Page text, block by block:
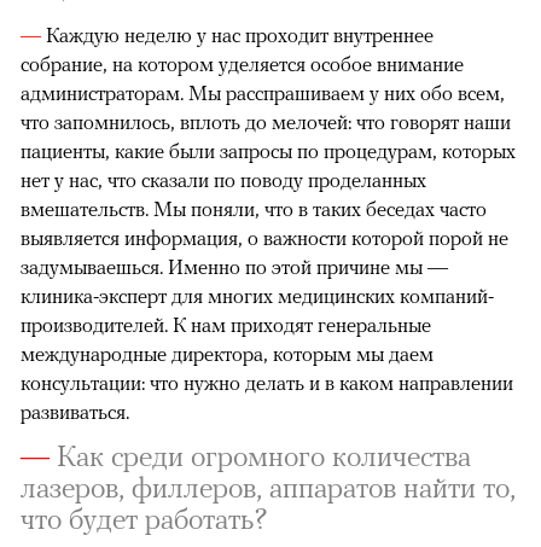
— Каждую неделю у нас проходит внутреннее
собрание, на котором уделяется особое внимание
администраторам. Мы расспрашиваем у них обо всем,
что запомнилось, вплоть до мелочей: что говорят наши
пациенты, какие были запросы по процедурам, которых
нет у нас, что сказали по поводу проделанных
вмешательств. Мы поняли, что в таких беседах часто
выявляется информация, о важности которой порой не
задумываешься. Именно по этой причине мы —
клиника-эксперт для многих медицинских компаний-
производителей. К нам приходят генеральные
международные директора, которым мы даем
консультации: что нужно делать и в каком направлении
развиваться.
—Как среди огромного количества
лазеров, филлеров, аппаратов найти то,
что будет работать?